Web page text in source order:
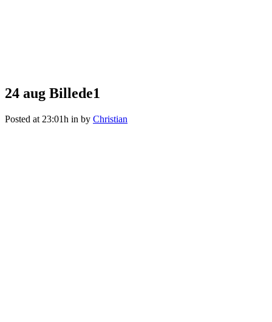
24 aug Billede1
Posted at 23:01h in by Christian